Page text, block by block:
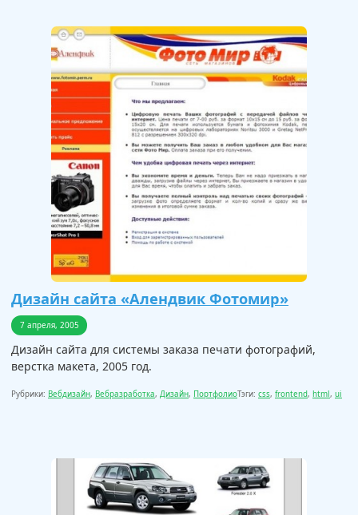
Дизайн сайта «Алендвик Фотомир»
7 апреля, 2005
Дизайн сайта для системы заказа печати фотографий,
верстка макета, 2005 год.
Рубрики: Вебдизайн, Вебразработка, Дизайн, ПортфолиоТэги: css, frontend, html , ui